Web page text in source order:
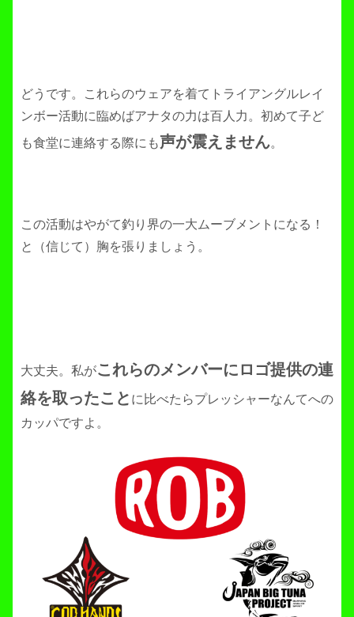
どうです。これらのウェアを着てトライアングルレイ
ンボー活動に臨めばアナタの力は百人力。初めて子ど
も食堂に連絡する際にも声が震えません。
この活動はやがて釣り界の一大ムーブメントになる！
と（信じて）胸を張りましょう。
大丈夫。私がこれらのメンバーにロゴ提供の連
絡を取ったこと に比べたらプレッシャーなんてへの
カッパですよ。